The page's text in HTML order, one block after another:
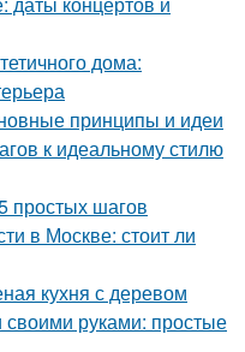
дома:
принципы и идеи
к идеальному стилю
простых шагов
в Москве: стоит ли
кухня с деревом
руками: простые